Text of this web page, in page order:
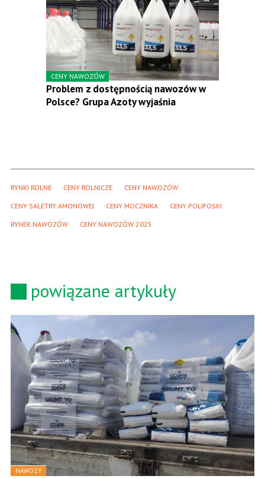
CENY NAWOZÓW
Problem z dostępnością nawozów w
Polsce? Grupa Azoty wyjaśnia
RYNKI ROLNE CENY ROLNICZE CENY NAWOZÓW
CENY SALETRY AMONOWEJ CENY MOCZNIKA CENY POLIFOSKI
RYNEK NAWOZÓW CENY NAWOZÓW 2025
powiązane artykuły
NAWOZY